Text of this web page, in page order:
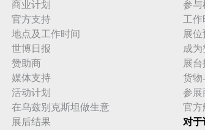
商业计划
官方支持
地点及工作时间
世博日报
赞助商
媒体支持
活动计划
在乌兹别克斯坦做生意
展后结果
参与
工作
展
成
展
货物
参展
官方
对